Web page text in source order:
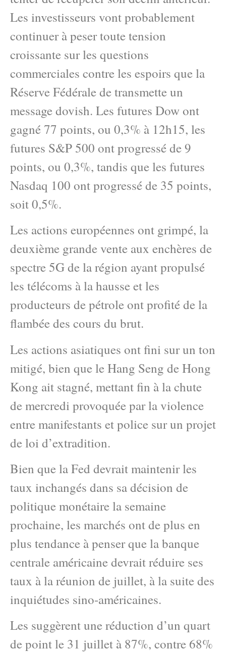
Les investisseurs vont probablement
continuer à peser toute tension
croissante sur les questions
commerciales contre les espoirs que la
Réserve Fédérale de transmette un
message dovish. Les futures Dow ont
gagné 77 points, ou 0,3% à 12h15, les
futures S&P 500 ont progressé de 9
points, ou 0,3%, tandis que les futures
Nasdaq 100 ont progressé de 35 points,
soit 0,5%.
Les actions européennes ont grimpé, la
deuxième grande vente aux enchères de
spectre 5G de la région ayant propulsé
les télécoms à la hausse et les
producteurs de pétrole ont profité de la
flambée des cours du brut.
Les actions asiatiques ont fini sur un ton
mitigé, bien que le Hang Seng de Hong
Kong ait stagné, mettant fin à la chute
de mercredi provoquée par la violence
entre manifestants et police sur un projet
de loi d’extradition.
Bien que la Fed devrait maintenir les
taux inchangés dans sa décision de
politique monétaire la semaine
prochaine, les marchés ont de plus en
plus tendance à penser que la banque
centrale américaine devrait réduire ses
taux à la réunion de juillet, à la suite des
inquiétudes sino-américaines.
Les suggèrent une réduction d’un quart
de point le 31 juillet à 87%, contre 68%